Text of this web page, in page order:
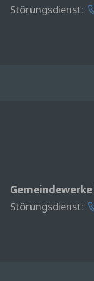
Störungsdienst:
Störungsdienst: